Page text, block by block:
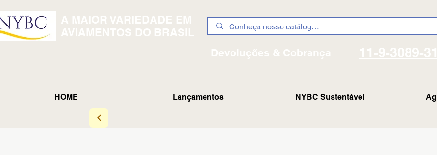
A MAIOR VARIEDADE EM
AVIAMENTOS DO BRASIL
Devoluções & Cobrança 11-9-3089-
HOME Lançamentos NYBC Sustentável